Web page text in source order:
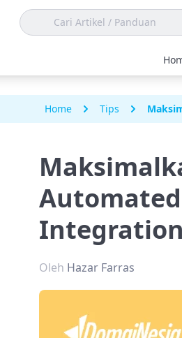
Home Tips
Integration
Oleh Hazar Farras